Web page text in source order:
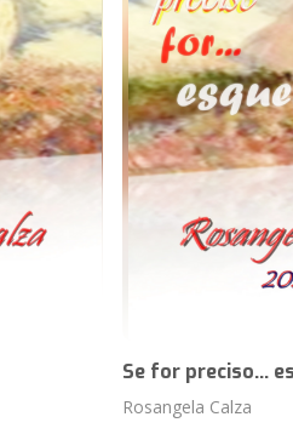
Se for preciso...
Rosangela Calza